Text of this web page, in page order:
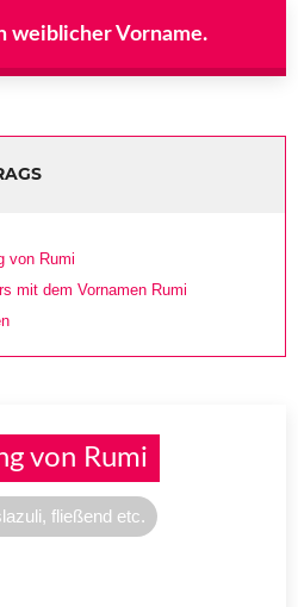
weiblicher Vorname.
von Rumi
mit dem Vornamen Rumi
von Rumi
fließend etc.